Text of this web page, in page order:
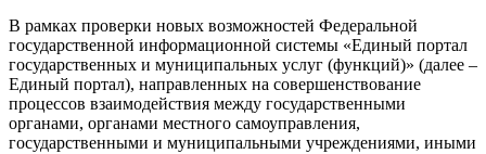
В рамках проверки новых возможностей Федеральной
государственной информационной системы «Единый портал
государственных и муниципальных услуг (функций)» (далее –
Единый портал), направленных на совершенствование
процессов взаимодействия между государственными
органами, органами местного самоуправления,
государственными и муниципальными учреждениями, иными